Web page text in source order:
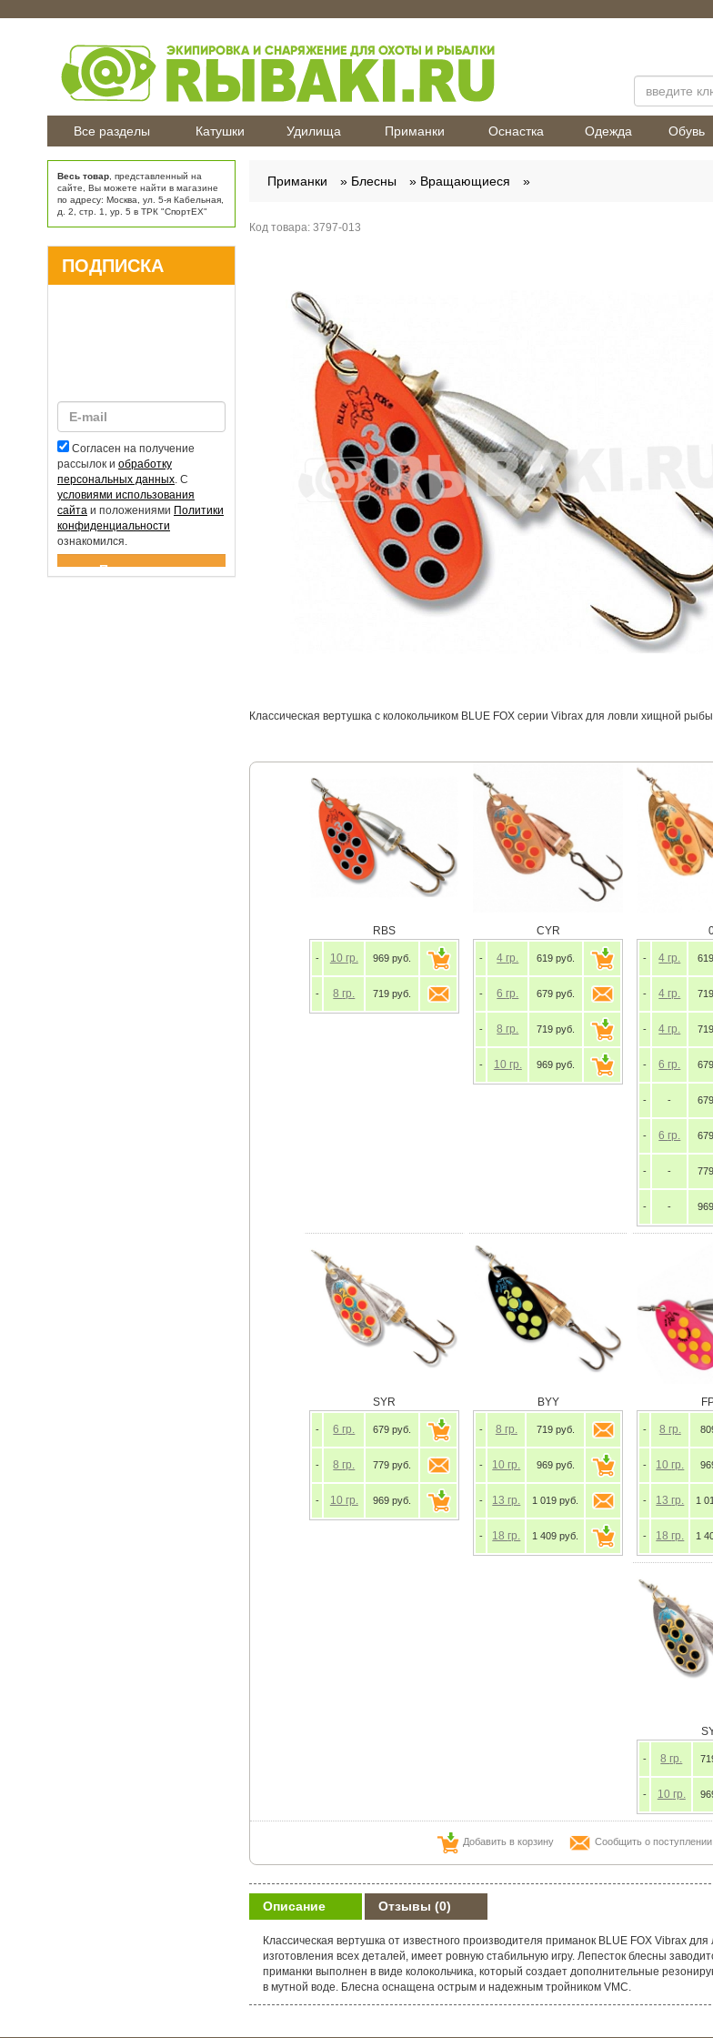
Все разделы Катушки Удилища Приманки Оснастка Одежда Обувь
Приманки Блесны Вращающиеся
Код товара: 3797-013
Классическая вертушка с колокольчиком BLUE FOX серии Vibrax для ловли хищной
RBS
- 10 гр. 969 руб.
- 8 гр. 719 руб.
CYR
- 4 гр. 619 руб.
- 6 гр. 679 руб.
- 8 гр. 719 руб.
- 10 гр. 969 руб.
- 4 гр.
- 4 гр.
- 4 гр.
- 6 гр.
- -
- 6 гр.
- -
- -
SYR
- 6 гр. 679 руб.
- 8 гр. 779 руб.
- 10 гр. 969 руб.
BYY
- 8 гр. 719 руб.
- 10 гр. 969 руб.
- 13 гр. 1 019 руб.
- 18 гр. 1 409 руб.
- 8 гр.
- 10 гр.
- 13 гр. 1
- 18 гр. 1
- 8 гр.
- 10 гр.
Добавить в корзину Сообщить о поступлении
Описание Отзывы (0)
Классическая вертушка от известного производителя приманок BLUE FOX Vibrax
изготовления всех деталей, имеет ровную стабильную игру. Лепесток блесны
приманки выполнен в виде колокольчика, который создает дополнительные
в мутной воде. Блесна оснащена острым и надежным тройником VMC.
Весь товар , представленный на
сайте, Вы можете найти в магазине
по адресу: Москва, ул. 5-я Кабельная,
д. 2, стр. 1, ур. 5 в ТРК "СпортЕХ"
ПОДПИСКА
Согласен на получение
рассылок и обработку
персональных данных. С
условиями использования
сайта и положениями Политики
конфиденциальности
ознакомился.